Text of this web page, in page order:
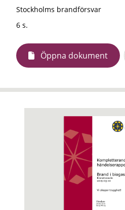
Stockholms brandförsvar
6 s.
Öppna dokument